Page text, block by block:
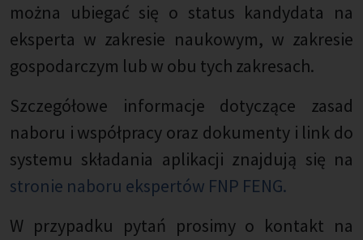
można ubiegać się o status kandydata na
eksperta w zakresie naukowym, w zakresie
gospodarczym lub w obu tych zakresach.
Szczegółowe informacje dotyczące zasad
naboru i współpracy oraz dokumenty i link do
systemu składania aplikacji znajdują się na
stronie naboru ekspertów FNP FENG.
W przypadku pytań prosimy o kontakt na